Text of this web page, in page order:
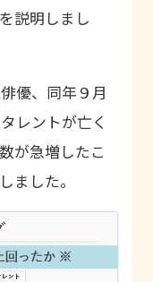
説明しまし
優、同年９月
レントが亡く
が急増したこ
ました。